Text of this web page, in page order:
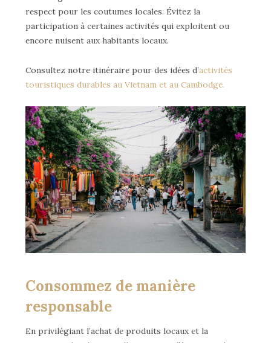
respect pour les coutumes locales. Évitez la
participation à certaines activités qui exploitent ou
encore nuisent aux habitants locaux.
Consultez notre itinéraire pour des idées d’activités
touristiques durables au Vietnam et au Cambodge.
Consommez de manière
responsable
En privilégiant l’achat de produits locaux et la